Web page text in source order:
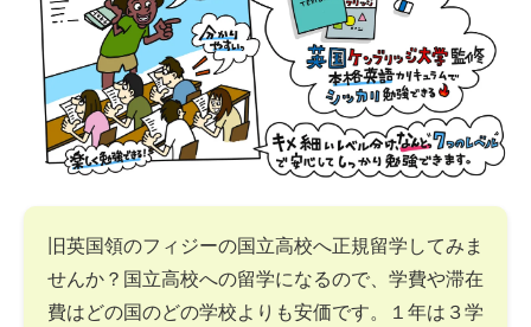
旧英国領のフィジーの国立高校へ正規留学してみま
せんか？国立高校への留学になるので、学費や滞在
費はどの国のどの学校よりも安価です。１年は３学